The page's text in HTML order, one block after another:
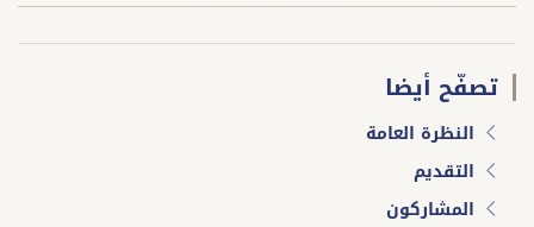
تصفّح أيضا
النظرة العامة
التقديم
المشاركون